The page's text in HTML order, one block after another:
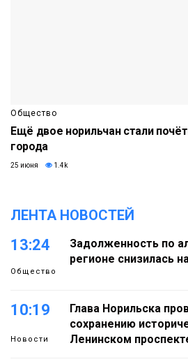
Общество
Ещё двое норильчан стали
города
25 июня 1.4k
ЛЕНТА НОВОСТЕЙ
13:24
Общество
Задолженность по
регионе снизилась
10:19
Новости
Глава Норильска
сохранению
Ленинском